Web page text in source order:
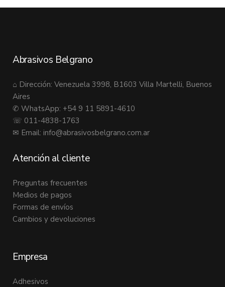
Abrasivos Belgrano
⌂ Dirección: Venezuela 3998, B1603 Villa Martelli, Buenos
Aires
✆ WhatsApp: +54 9 11 5891-4610
☏ 011-4838-1763
✉ Email: info@abrasivosbelgrano.com.ar
Atención al cliente
Preguntas frecuentes
Medios de pagos
Formas de envíos
Cambios y devoluciones
Empresa
Adhesivos